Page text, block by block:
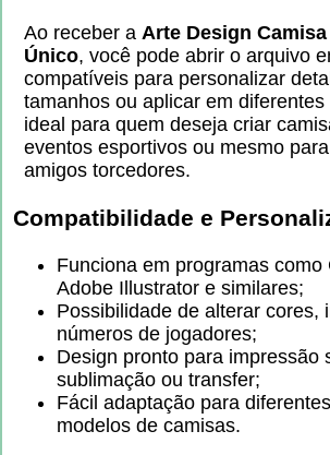
Ao receber a Arte Design
Único, você pode abrir o arquivo
compatíveis para personalizar
tamanhos ou aplicar em
ideal para quem deseja criar
eventos esportivos ou mesmo
amigos torcedores.
Compatibilidade e
Funciona em programas como
Adobe Illustrator e similares;
Possibilidade de alterar cores,
números de jogadores;
Design pronto para impressão
sublimação ou transfer;
Fácil adaptação para
modelos de camisas.